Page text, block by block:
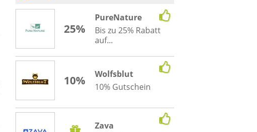
25%
PureNature
Bis zu 25% Rabatt
auf...
10%
Wolfsblut
10% Gutschein
Zava